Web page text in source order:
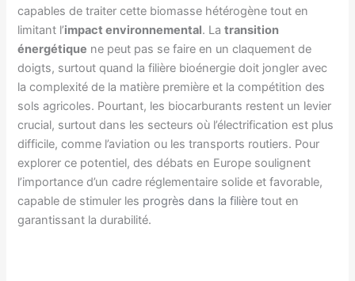
capables de traiter cette biomasse hétérogène tout en
limitant l’impact environnemental. Latransition
énergétique ne peut pas se faire en un claquement de
doigts, surtout quand la filière bioénergie doit jongler avec
la complexité de la matière première et la compétition des
sols agricoles. Pourtant, les biocarburants restent un levier
crucial, surtout dans les secteurs où l’électrification est plus
difficile, comme l’aviation ou les transports routiers. Pour
explorer ce potentiel, des débats en Europe soulignent
l’importance d’un cadre réglementaire solide et favorable,
capable de stimuler les progrès dans la filière tout en
garantissant la durabilité.